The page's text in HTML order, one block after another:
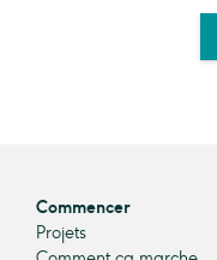
Commencer
Projets